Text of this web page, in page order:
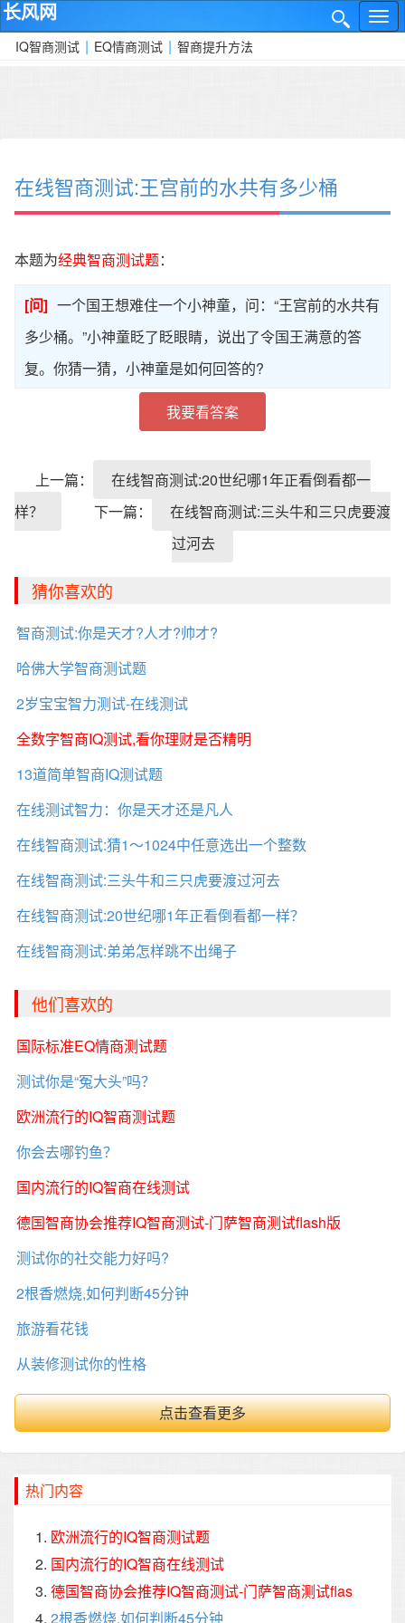
✕
长风网
网
站
IQ智商测试 | EQ情商测试 | 智商提升方法
在线智商测试:王宫前的水共有多少桶
本题为经典智商测试题：
[问] 一个国王想难住一个小神童，问：“王宫前的水共有
多少桶。”小神童眨了眨眼睛，说出了令国王满意的答
复。你猜一猜，小神童是如何回答的?
我要看答案
上一篇：
在线智商测试:20世纪哪1年正看倒看都一
样？
下一篇：
在线智商测试:三头牛和三只虎要渡
过河去
猜你喜欢的
智商测试:你是天才?人才?帅才?
哈佛大学智商测试题
2岁宝宝智力测试-在线测试
全数字智商IQ测试,看你理财是否精明
13道简单智商IQ测试题
在线测试智力：你是天才还是凡人
在线智商测试:猜1～1024中任意选出一个整数
在线智商测试:三头牛和三只虎要渡过河去
在线智商测试:20世纪哪1年正看倒看都一样？
在线智商测试:弟弟怎样跳不出绳子
他们喜欢的
国际标准EQ情商测试题
测试你是“冤大头”吗？
欧洲流行的IQ智商测试题
你会去哪钓鱼？
国内流行的IQ智商在线测试
德国智商协会推荐IQ智商测试-门萨智商测试flash版
测试你的社交能力好吗?
2根香燃烧,如何判断45分钟
旅游看花钱
从装修测试你的性格
点击查看更多
热门内容
欧洲流行的IQ智商测试题
国内流行的IQ智商在线测试
德国智商协会推荐IQ智商测试-门萨智商测试flas
2根香燃烧,如何判断45分钟